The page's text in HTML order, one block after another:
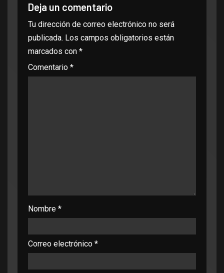
Deja un comentario
Tu dirección de correo electrónico no será
publicada. Los campos obligatorios están
marcados con *
Comentario *
Nombre *
Correo electrónico *